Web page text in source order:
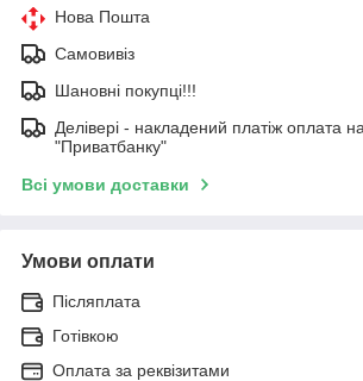
Нова Пошта
Самовивіз
Шановні покупці!!!
Делівері - накладений платіж оплата
"Приватбанку"
Всі умови доставки
Умови оплати
Післяплата
Готівкою
Оплата за реквізитами